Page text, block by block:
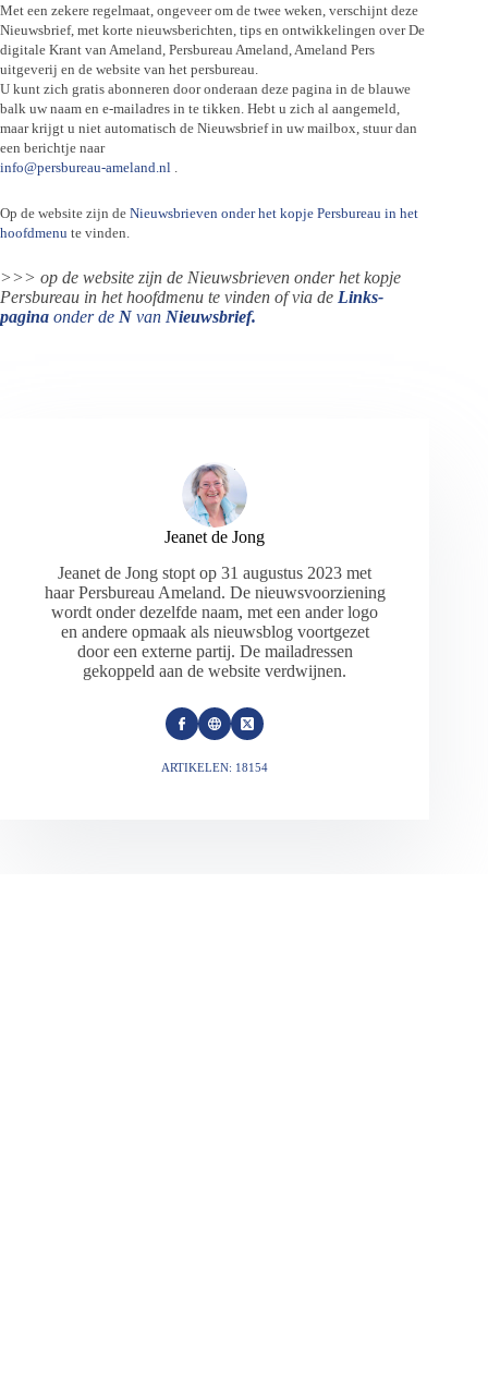
Met een zekere regelmaat, ongeveer om de twee weken, verschijnt deze
Nieuwsbrief, met korte nieuwsberichten, tips en ontwikkelingen over De
digitale Krant van Ameland, Persbureau Ameland, Ameland Pers
uitgeverij en de website van het persbureau.
U kunt zich gratis abonneren door onderaan deze pagina in de blauwe
balk uw naam en e-mailadres in te tikken. Hebt u zich al aangemeld,
maar krijgt u niet automatisch de Nieuwsbrief in uw mailbox, stuur dan
een berichtje naar
info@persbureau-ameland.nl
Op de website zijn de Nieuwsbrieven onder het kopje Persbureau in het
hoofdmenu te vinden.
>>> op de website zijn de Nieuwsbrieven onder het kopje
Persbureau in het hoofdmenu te vinden of via de Links-
pagina onder de N van Nieuwsbrief.
Jeanet de Jong
Jeanet de Jong stopt op 31 augustus 2023 met
haar Persbureau Ameland. De nieuwsvoorziening
wordt onder dezelfde naam, met een ander logo
en andere opmaak als nieuwsblog voortgezet
door een externe partij. De mailadressen
gekoppeld aan de website verdwijnen.
ARTIKELEN: 18154